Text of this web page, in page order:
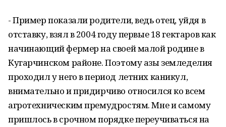
- Пример показали родители, ведь отец, уйдя в
отставку, взял в 2004 году первые 18 гектаров как
начинающий фермер на своей малой родине в
Кугарчинском районе. Поэтому азы земледелия
проходил у него в период летних каникул,
внимательно и придирчиво относился ко всем
агротехническим премудростям. Мне и самому
пришлось в срочном порядке переучиваться на